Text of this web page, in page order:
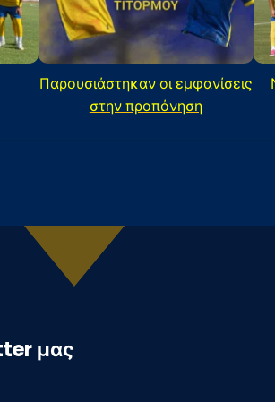
Παρουσιάστηκαν οι εμφανίσεις
στην προπόνηση
μας